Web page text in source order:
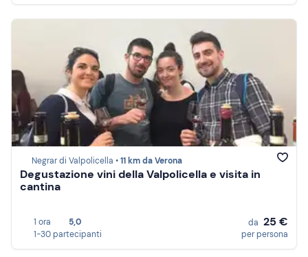
Negrar di Valpolicella •11 km da Verona
Degustazione vini della Valpolicella e visita in
cantina
1 ora
5,0
1-30 partecipanti
da 25 €
per persona